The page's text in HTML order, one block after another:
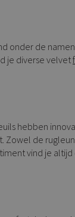
onder de
je diverse velvet
hebben
de
vind je